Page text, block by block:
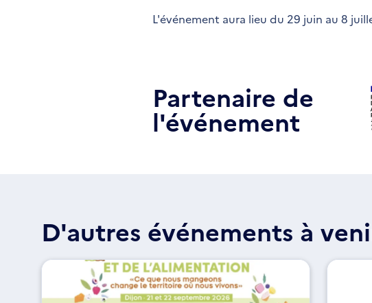
L'événement aura lieu du 29 juin au 8
Partenaire de
l'événement
D'autres événements à